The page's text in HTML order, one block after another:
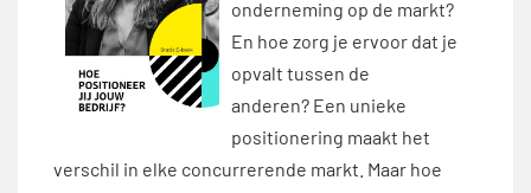
onderneming op de markt?
En hoe zorg je ervoor dat je
opvalt tussen de
anderen? Een unieke
positionering maakt het
verschil in elke concurrerende markt. Maar hoe